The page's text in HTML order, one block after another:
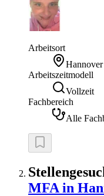
Arbeitsort
Hannover
Arbeitszeitmodell
Vollzeit
Fachbereich
Alle
MFA in